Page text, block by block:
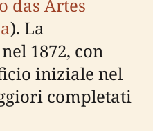
das Artes
). La
1872, con
iniziale nel
completati